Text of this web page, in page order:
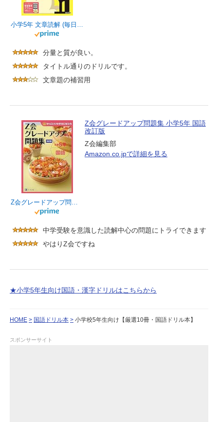
小学5年 文章読解 (毎日のドリル)
分量と質が良い。
タイトル通りのドリルです。
文章題の補習用
Z会グレードアップ問題集 小学5年 国語 改訂版
Z会グレードアップ問題集 小学5年 国語
改訂版
Z会編集部
Amazon.co.jpで詳細を見る
中学受験を意識した読解中心の問題にトライできます
やはりZ会ですね
★小学5年生向け国語・漢字ドリルはこちらから
HOME 国語ドリル本 小学校5年生向け【厳選10冊・国語ドリル本】
スポンサーサイト